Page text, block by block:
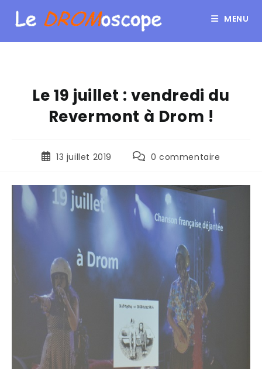
MENU
Le 19 juillet : vendredi du
Revermont à Drom !
13 juillet 2019 0 commentaire